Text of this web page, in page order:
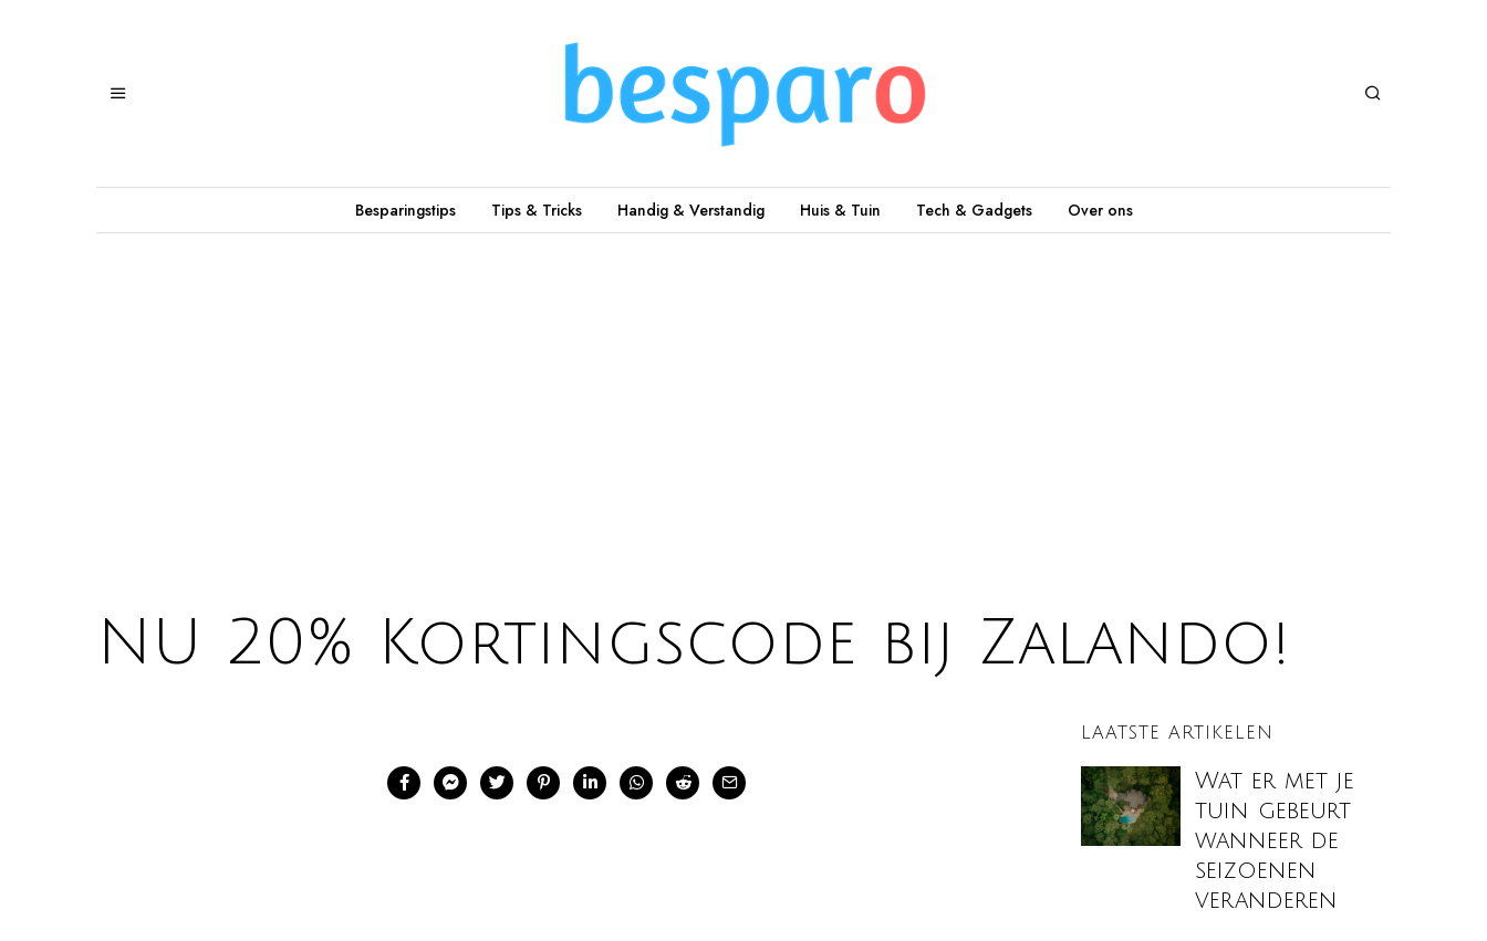
Besparingstips Tips & Tricks Handig & Verstandig Huis & Tuin Tech & Gadgets Over ons
NU 20% Kortingscode bij Zalando!
LAATSTE ARTIKELEN
Wat er met je
tuin gebeurt
wanneer de
seizoenen
veranderen